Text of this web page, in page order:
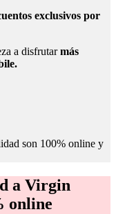
exclusivos por
a disfrutarmás
son 100% online y
a Virgin
online